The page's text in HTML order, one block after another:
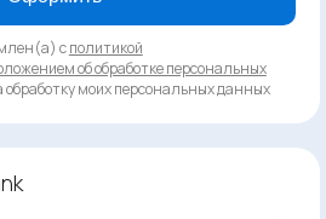
сполитикой
об обработке персональных
моих персональных данных